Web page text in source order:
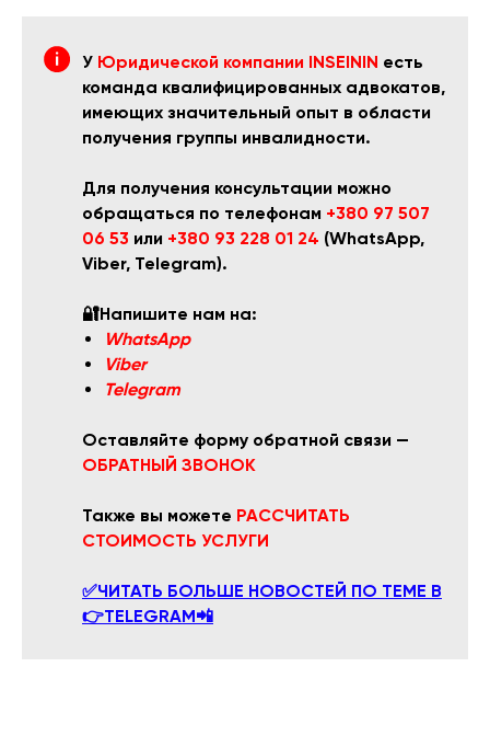
У Юридической компании INSEININ есть
команда квалифицированных адвокатов,
имеющих значительный опыт в области
получения группы инвалидности.
Для получения консультации можно
обращаться по телефонам +380 97 507
06 53 или +380 93 228 01 24 (WhatsApp,
Viber, Telegram).
🔐Напишите нам на:
WhatsApp
Viber
Telegram
Оставляйте форму обратной связи —
ОБРАТНЫЙ ЗВОНОК
Также вы можете РАССЧИТАТЬ
СТОИМОСТЬ УСЛУГИ
✅ЧИТАТЬ БОЛЬШЕ НОВОСТЕЙ ПО ТЕМЕ В
👉TELEGRAM📲